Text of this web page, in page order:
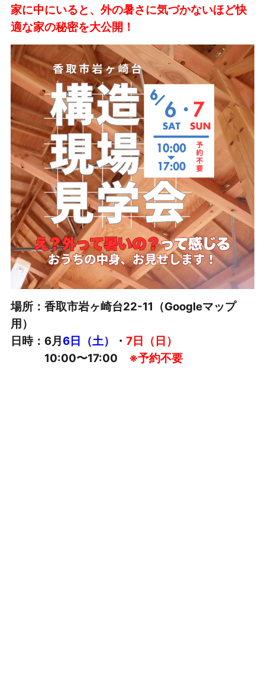
家に中にいると、外の暑さに気づかないほど快
適な家の秘密を大公開！
場所：香取市岩ヶ崎台22-11（Googleマップ
用）
日時：6月 6日（土） ・ 7日（日）
10:00〜17:00 ※予約不要